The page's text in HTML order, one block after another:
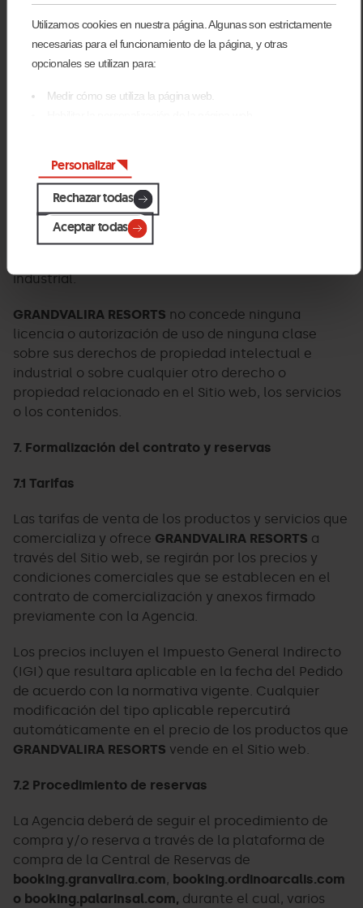
Utilizamos cookies en nuestra página. Algunas son estrictamente
necesarias para el funcionamiento de la página, y otras
opcionales se utilizan para:
Medir cómo se utiliza la página web.
cookies. Si prefieres configurarlas tú mismo, pincha en
'Configurar'.
Aceptar todas
Personalizar
Rechazar todas
transmisión, reedición, arreglos o representación de
cualesquiera elementos del mismo está
estrictamente prohibido salvo consentimiento
expreso escrito deGRANDVALIRA RESORTS
que su divulgación suponga un perjuicio para
GRANDVALIRA RESORTS
GRANDVALIRA RESORTS
perjuicios derivados del uso indebido por parte de
industrial.
GRANDVALIRA RESORTS no concede ninguna
licencia o autorización de uso de ninguna clase
sobre sus derechos de propiedad intelectual e
industrial o sobre cualquier otro derecho o
propiedad relacionado en el Sitio web, los servicios
o los contenidos.
7. Formalización del contrato y reservas
7.1 Tarifas
Las tarifas de venta de los productos y servicios que
comercializa y ofrece GRANDVALIRA RESORTS a
través del Sitio web, se regirán por los precios y
condiciones comerciales que se establecen en el
contrato de comercialización y anexos firmado
previamente con la Agencia.
Los precios incluyen el Impuesto General Indirecto
(IGI) que resultara aplicable en la fecha del Pedido
de acuerdo con la normativa vigente. Cualquier
modificación del tipo aplicable repercutirá
automáticamente en el precio de los productos que
GRANDVALIRA RESORTS vende en el Sitio web.
7.2 Procedimiento de reservas
La Agencia deberá de seguir el procedimiento de
compra y/o reserva a través de la plataforma de
compra de la Central de Reservas de
booking.granvalira.com, booking.ordinoarcalis.com
o booking.palarinsal.com, durante el cual, varios